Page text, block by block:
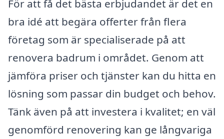
För att få det bästa erbjudandet är det en
bra idé att begära offerter från flera
företag som är specialiserade på att
renovera badrum i området. Genom att
jämföra priser och tjänster kan du hitta en
lösning som passar din budget och behov.
Tänk även på att investera i kvalitet; en väl
genomförd renovering kan ge långvariga